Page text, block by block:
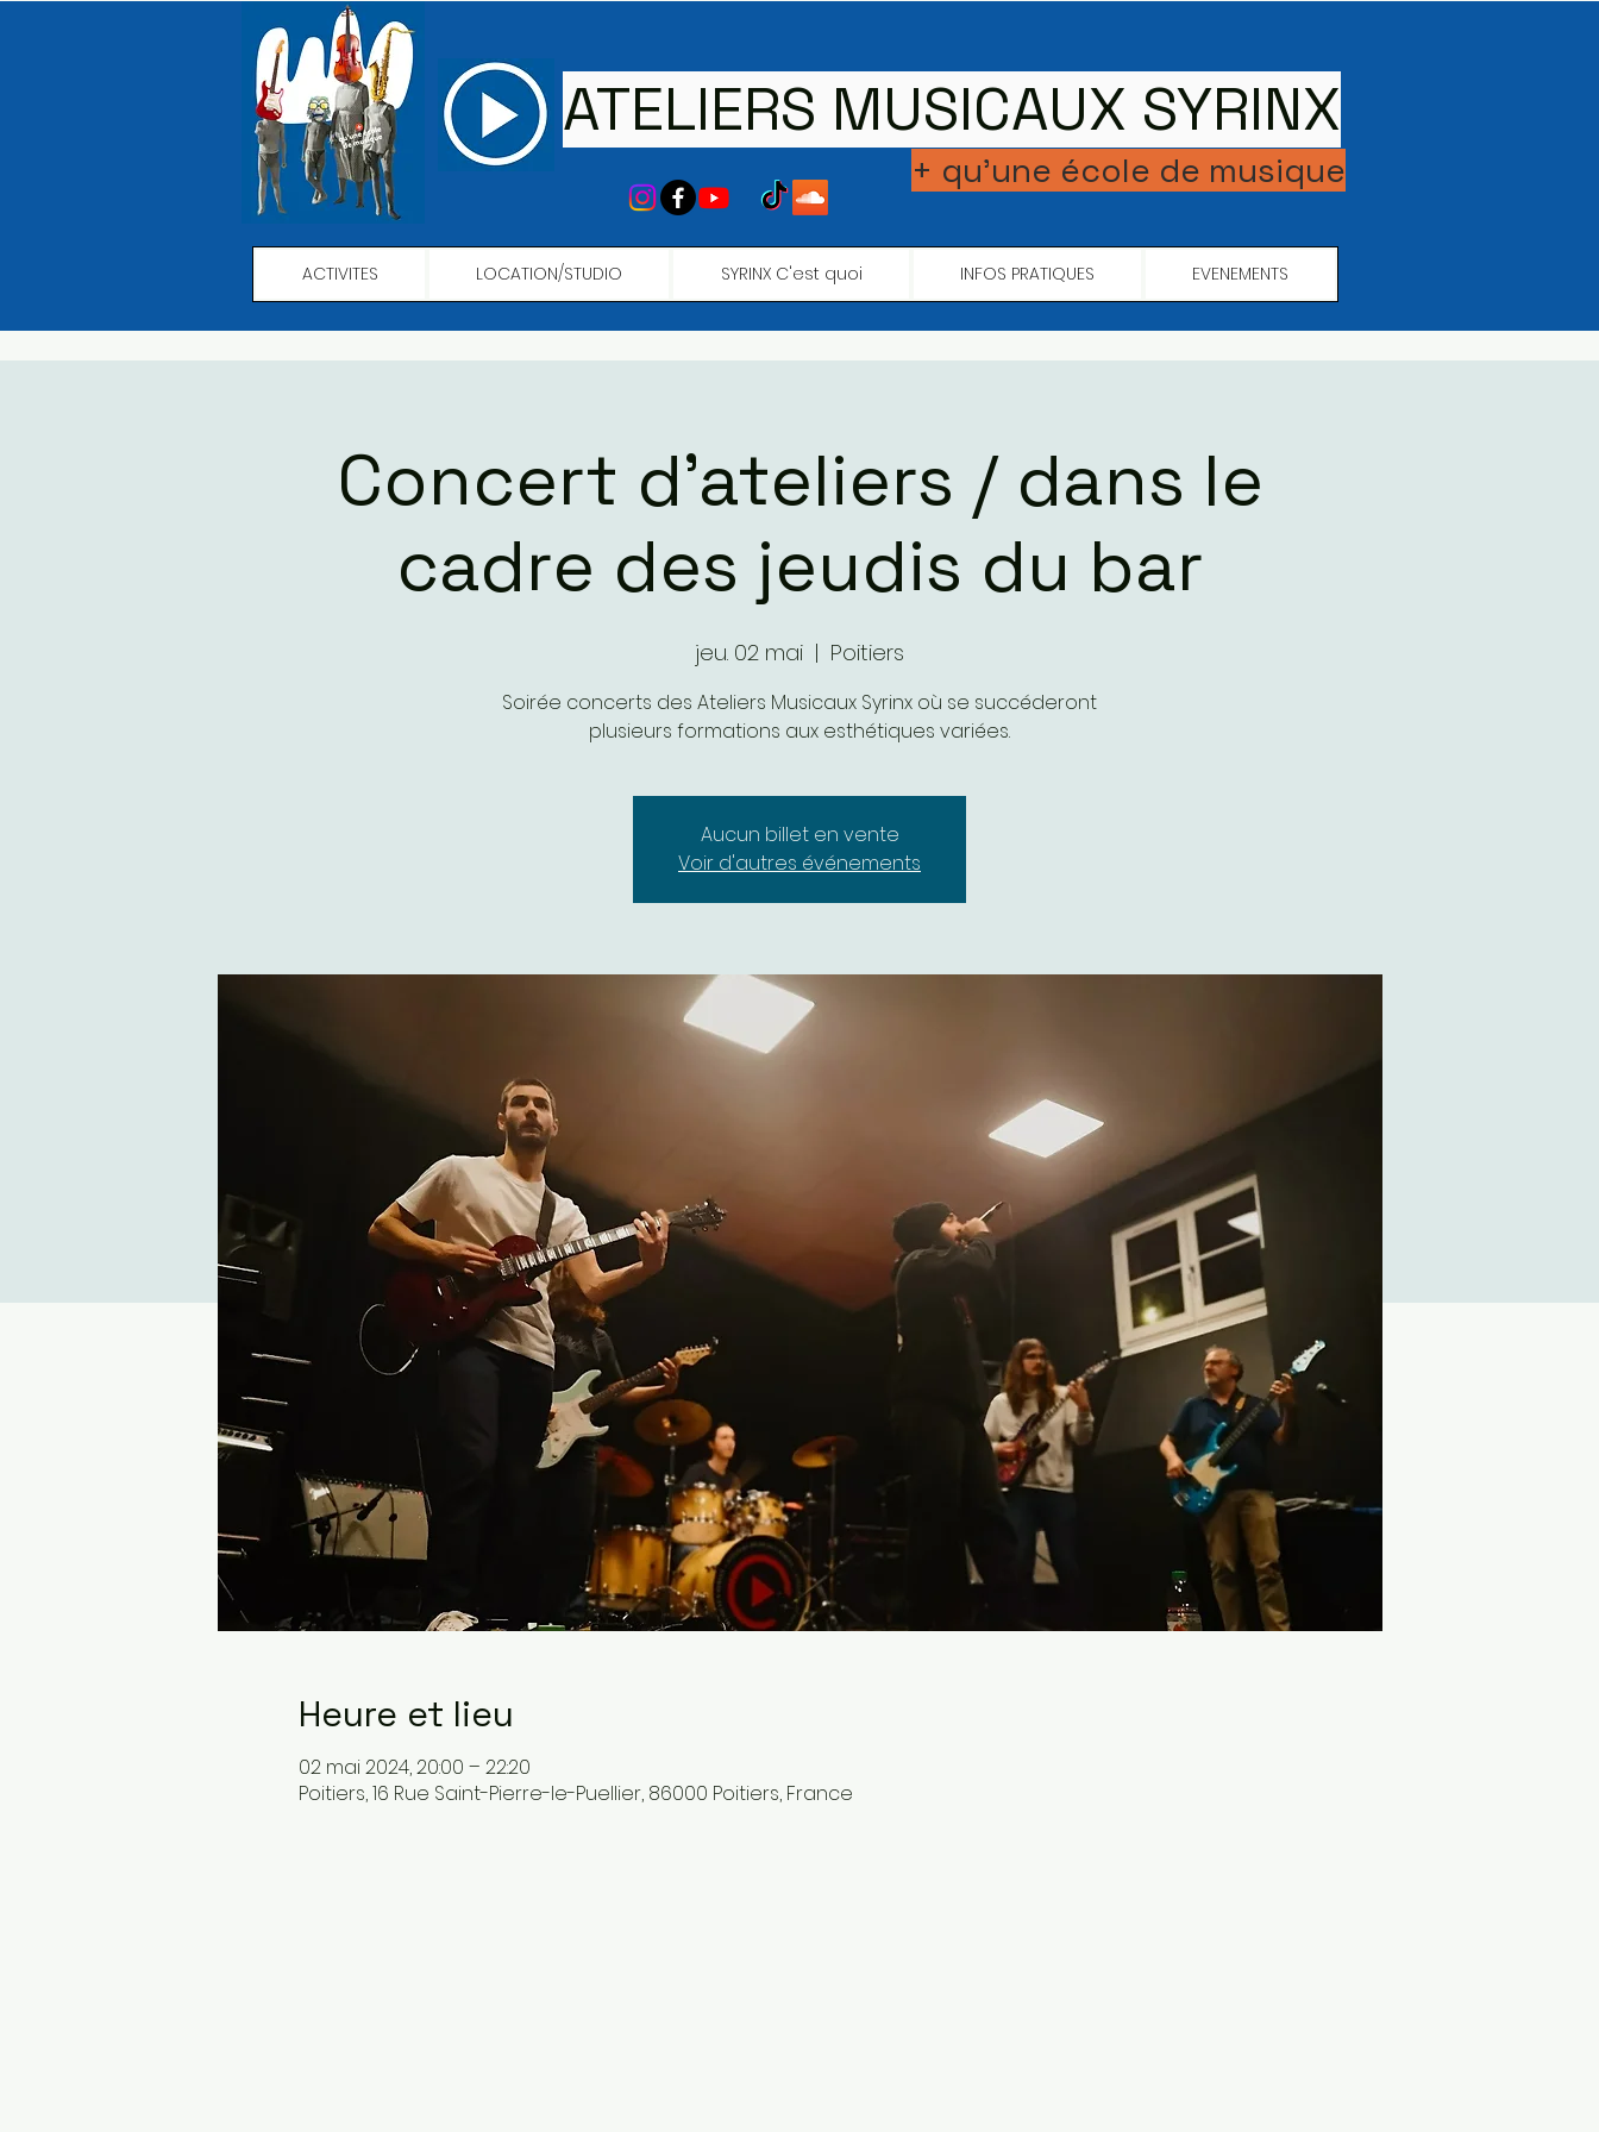
+ qu'une école de musique
ATELIERS MUSICAUX SYRINX
ACTIVITES LOCATION/STUDIO SYRINX C'est quoi INFOS PRATIQUES EVENEMENTS
Concert d'ateliers / dans le
cadre des jeudis du bar
jeu. 02 mai
  |
Poitiers
Soirée concerts des Ateliers Musicaux Syrinx où se succéderont
plusieurs formations aux esthétiques variées.
Aucun billet en vente
Voir d'autres événements
Heure et lieu
02 mai 2024, 20:00 – 22:20
Poitiers, 16 Rue Saint-Pierre-le-Puellier, 86000 Poitiers, France